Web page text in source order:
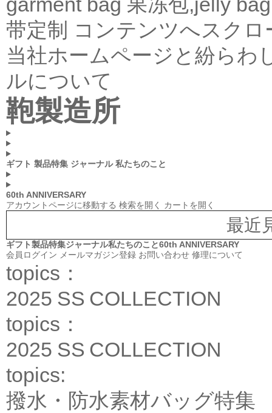
带定制
コンテンツへスクロ
当社ホームページと紛らわ
ルについて
鞄製造所
ギフト 製品特集 ジャーナル 私たちのこと
60th ANNIVERSARY
アカウントページに移動する 検索を開く カートを開く
最近
ギフト製品特集ジャーナル私たちのこと60th ANNIVERSARY
会員ログイン メールマガジン登録 お問い合わせ 修理について
topics：
2025 SS COLLECTION
topics：
2025 SS COLLECTION
topics:
撥水・防水素材バッグ特集